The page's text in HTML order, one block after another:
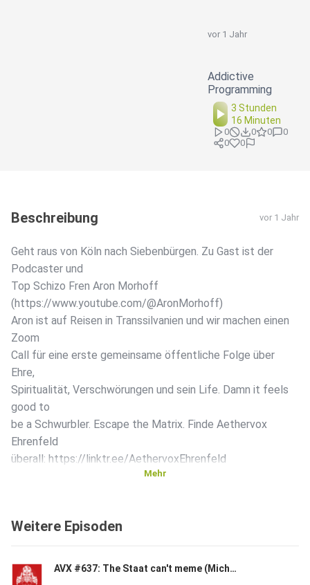
vor 1 Jahr
Addictive
Programming
3 Stunden
16 Minuten
0 0 0
0
0
0
Beschreibung vor 1 Jahr
Geht raus von Köln nach Siebenbürgen. Zu Gast ist der
Podcaster und
Top Schizo Fren Aron Morhoff
(https://www.youtube.com/@AronMorhoff)
Aron ist auf Reisen in Transsilvanien und wir machen einen
Zoom
Call für eine erste gemeinsame öffentliche Folge über
Ehre,
Spiritualität, Verschwörungen und sein Life. Damn it feels
good to
be a Schwurbler. Escape the Matrix. Finde Aethervox
Ehrenfeld
überall: https://linktr.ee/AethervoxEhrenfeld
Mehr
Weitere Episoden
AVX #637: The Staat can't meme (Michael »Stahlfeder« Werner)